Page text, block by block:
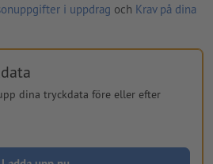
i uppdrag och Krav på dina
dina tryckdata före eller efter